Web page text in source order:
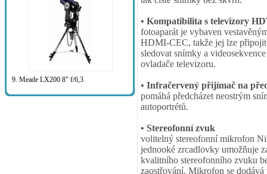
9. Meade LX200 8" f/6,3
• Kompatibilita s televizory
fotoaparát je vybaven
HDMI-CEC, takže jej lze
sledovat snímky a
ovladače televizoru.
• Infračervený přijímač na
pomáhá předcházet neostrým
autoportrétů.
• Stereofonní zvuk
volitelný stereofonní mikrofon
jednooké zrcadlovky umožňuje
kvalitního stereofonního zvuku
zaostřování. Mikrofon se